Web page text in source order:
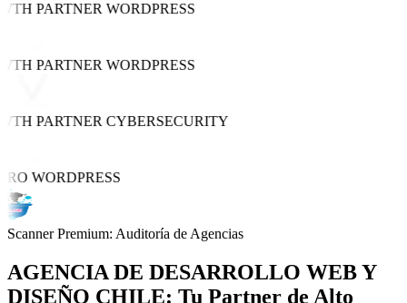
PARTNERWORDPRESS
PARTNERWORDPRESS
PARTNERCYBERSECURITY
WORDPRESS
Scanner Premium: Auditoría de Agencias
AGENCIA DE DESARROLLO WEB Y
DISEÑO CHILE: Tu Partner de Alto